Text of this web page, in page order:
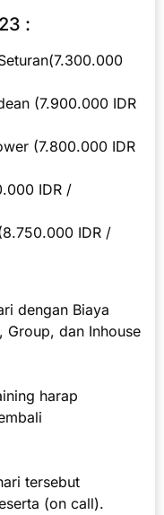
:
(7.900.000 IDR
(7.800.000 IDR
IDR /
IDR /
dengan Biaya
Group, dan Inhouse
harap
tersebut
(on call).